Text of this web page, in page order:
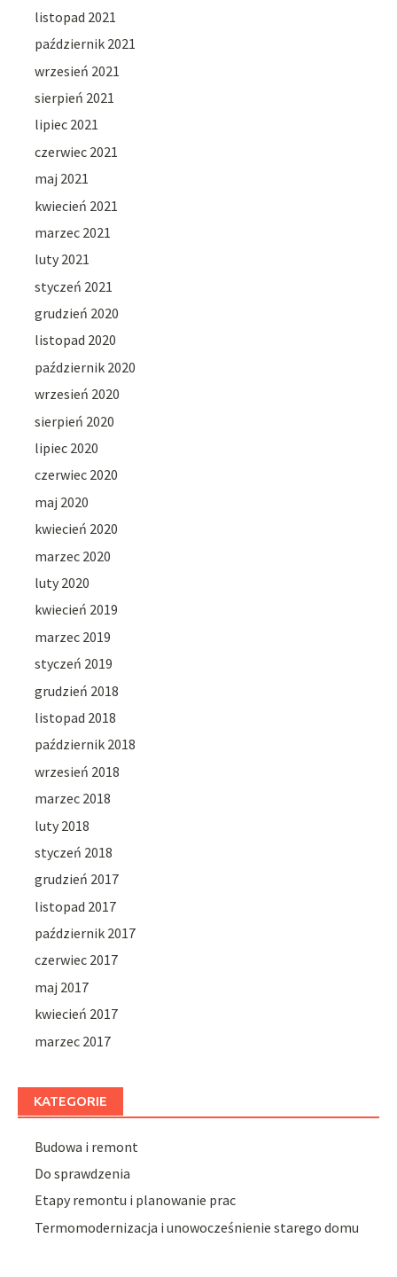
listopad 2021
październik 2021
wrzesień 2021
sierpień 2021
lipiec 2021
czerwiec 2021
maj 2021
kwiecień 2021
marzec 2021
luty 2021
styczeń 2021
grudzień 2020
listopad 2020
październik 2020
wrzesień 2020
sierpień 2020
lipiec 2020
czerwiec 2020
maj 2020
kwiecień 2020
marzec 2020
luty 2020
kwiecień 2019
marzec 2019
styczeń 2019
grudzień 2018
listopad 2018
październik 2018
wrzesień 2018
marzec 2018
luty 2018
styczeń 2018
grudzień 2017
listopad 2017
październik 2017
czerwiec 2017
maj 2017
kwiecień 2017
marzec 2017
KATEGORIE
Budowa i remont
Do sprawdzenia
Etapy remontu i planowanie prac
Termomodernizacja i unowocześnienie starego domu